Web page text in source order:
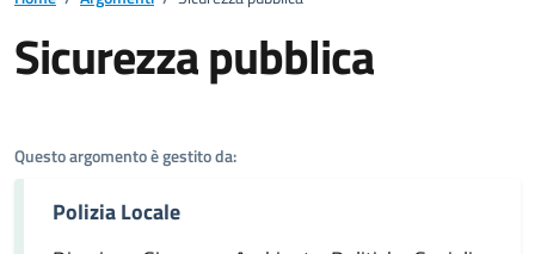
Sicurezza pubblica
Questo argomento è gestito da:
Polizia Locale